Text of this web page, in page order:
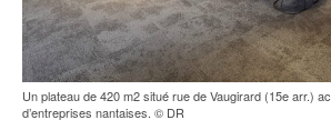
Un plateau de 420 m2 situé rue de Vaugirard (15e arr.)
d’entreprises nantaises. © DR